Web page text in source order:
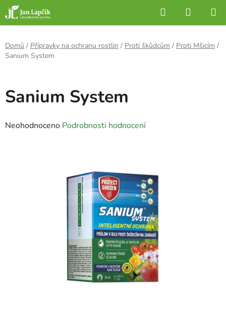
Přejít
na
obsah
Hledat
KOŠÍK
Domů / Přípravky na ochranu rostlin / Proti škůdcům / Proti Mšicím /
Sanium System
Sanium System
Průměrné
Neohodnoceno Podrobnosti hodnocení